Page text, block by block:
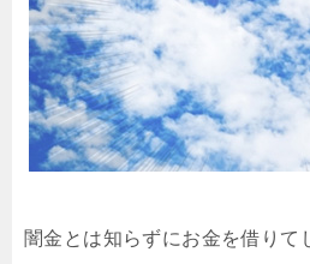
闇金とは知らずにお金を借り